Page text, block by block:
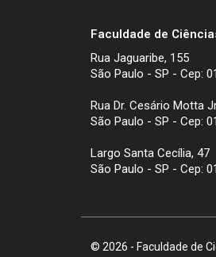
Faculdade de
Rua Jaguaribe, 155
São Paulo - SP - Cep:
Rua Dr. Cesário Motta
São Paulo - SP - Cep:
Largo Santa Cecília, 47
São Paulo - SP - Cep:
© 2026 - Faculdade de